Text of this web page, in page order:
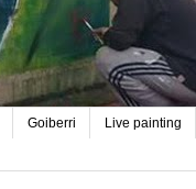
Goiberri Live painting